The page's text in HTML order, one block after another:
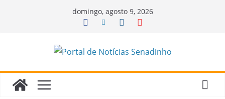
domingo, agosto 9, 2026